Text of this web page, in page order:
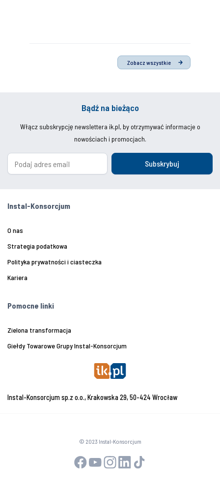
Zobacz wszystkie
Bądź na bieżąco
Włącz subskrypcję newslettera ik.pl, by otrzymywać informacje o
nowościach i promocjach.
Subskrybuj
Instal-Konsorcjum
O nas
Strategia podatkowa
Polityka prywatności i ciasteczka
Kariera
Pomocne linki
Zielona transformacja
Giełdy Towarowe Grupy Instal-Konsorcjum
Instal-Konsorcjum sp.z o.o., Krakowska 29, 50-424 Wrocław
© 2023 Instal-Konsorcjum